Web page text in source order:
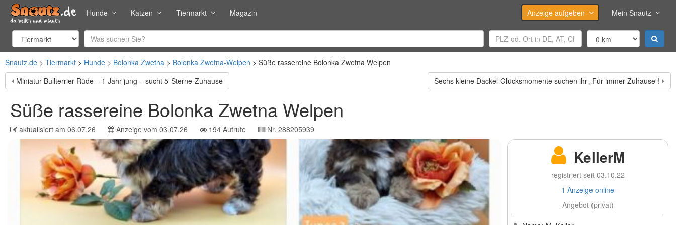
Hunde Katzen Tiermarkt Magazin Anzeige aufgeben Mein Snautz
Snautz.de Tiermarkt Hunde Bolonka Zwetna Bolonka Zwetna-Welpen
Süße rassereine Bolonka Zwetna Welpen
Miniatur Bullterrier Rüde – 1 Jahr jung – sucht 5-Sterne-Zuhause
Sechs kleine Dackel-Glücksmomente suchen ihr „Für-immer-Zuhause“!
Süße rassereine Bolonka Zwetna Welpen
aktualisiert am 06.07.26 Anzeige vom 03.07.26 194 Aufrufe Nr. 288205939
KellerM
registriert seit 03.10.22
1 Anzeige online
Angebot (privat)